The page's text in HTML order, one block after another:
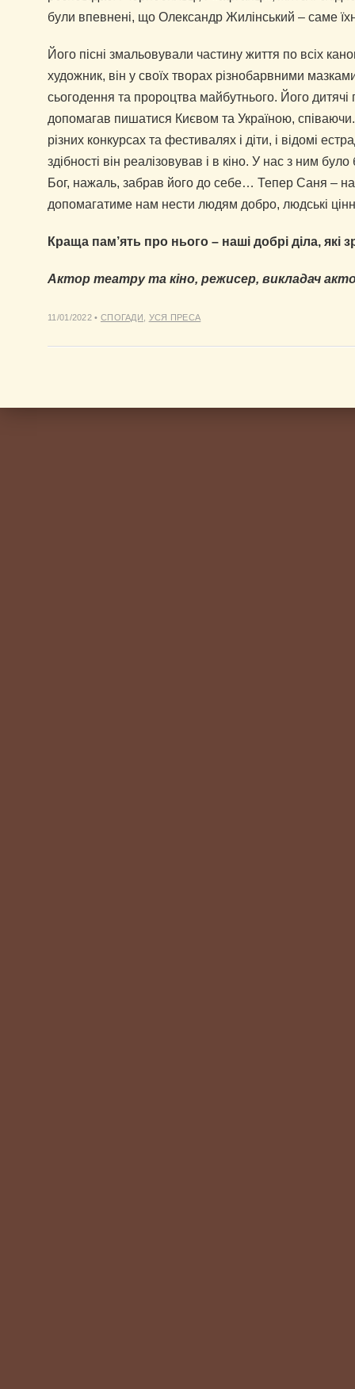
були впевнені, що Олександр Жилінський – саме
Його пісні змальовували частину життя по всіх
художник, він у своїх творах різнобарвними
сьогодення та пророцтва майбутнього. Його дитячі
допомагав пишатися Києвом та Україною,
різних конкурсах та фестивалях і діти, і відомі
здібності він реалізовував і в кіно. У нас з ним
Бог, нажаль, забрав його до себе… Тепер Саня –
допомагатиме нам нести людям добро, людські
Краща пам’ять про нього – наші добрі діла,
Актор театру та кіно, режисер, викладач
11/01/2022 • СПОГАДИ УСЯ ПРЕСА